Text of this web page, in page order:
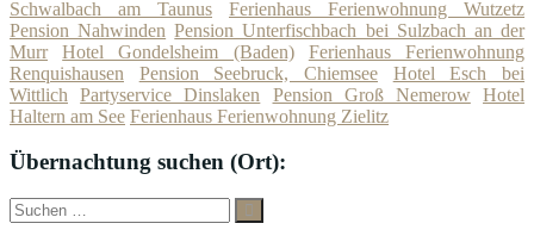
Schwalbach am Taunus
Ferienhaus Ferienwohnung Wutzetz
Pension Nahwinden Pension Unterfischbach bei Sulzbach an der
Murr
Hotel Gondelsheim (Baden)
Ferienhaus Ferienwohnung
Renquishausen
Pension Seebruck, Chiemsee
Hotel Esch bei
Wittlich
Partyservice Dinslaken Pension Groß Nemerow Hotel
Haltern am See Ferienhaus Ferienwohnung Zielitz
Übernachtung suchen (Ort):
Suche
nach:
Suchen